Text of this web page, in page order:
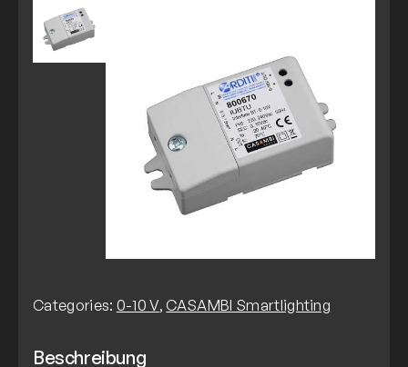
Categories: 0-10 V, CASAMBI Smartlighting
Beschreibung